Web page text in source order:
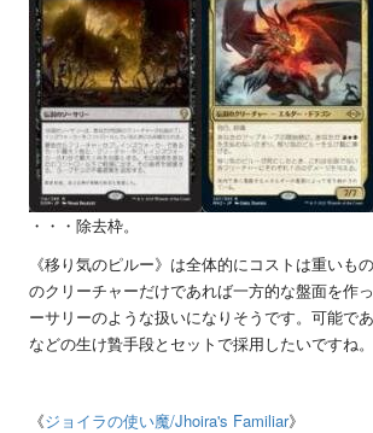
・・・除去枠。
《移り気のピルー》は全体的にコストは重いも
のクリーチャーだけであれば一方的な盤面を作
ーサリーのような扱いになりそうです。可能で
などの生け贄手段とセットで採用したいですね。
《ジョイラの使い魔/Jhoira's Familiar》